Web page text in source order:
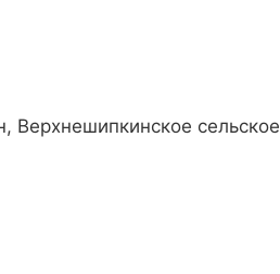
Верхнешипкинское сельское